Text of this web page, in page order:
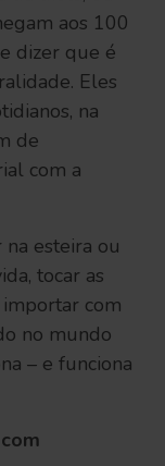
aos 100
dizer que é
Eles
na
de
com a
esteira ou
tocar as
com
no mundo
– e funciona